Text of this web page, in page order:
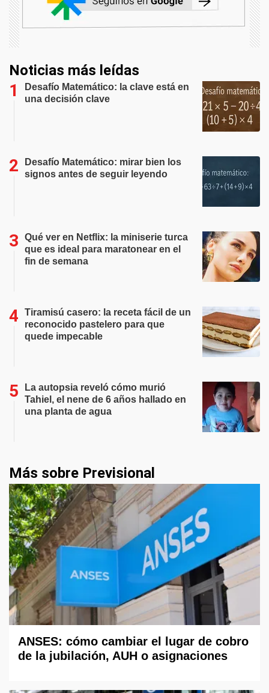
Noticias más leídas
Desafío Matemático: la clave está en
una decisión clave
Desafío Matemático: mirar bien los
signos antes de seguir leyendo
Qué ver en Netflix: la miniserie turca
que es ideal para maratonear en el
fin de semana
Tiramisú casero: la receta fácil de un
reconocido pastelero para que
quede impecable
La autopsia reveló cómo murió
Tahiel, el nene de 6 años hallado en
una planta de agua
Más sobre Previsional
ANSES: cómo cambiar el lugar de cobro
de la jubilación, AUH o asignaciones